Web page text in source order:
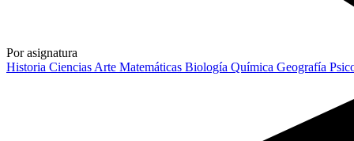
Por asignatura
Historia Ciencias Arte Matemáticas Biología Química Geografía